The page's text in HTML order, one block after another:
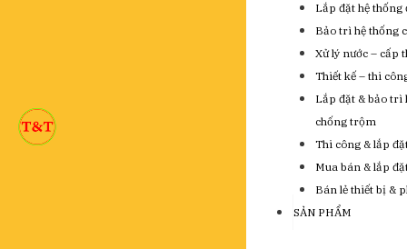
Lắp đặt hệ
Bảo trì hệ thống
Xử lý nước – cấp
Thiết kế – thi
Lắp đặt & bảo trì
chống trộm
Thi công & lắp
Mua bán & lắp
Bán lẻ thiết bị &
SẢN PHẨM